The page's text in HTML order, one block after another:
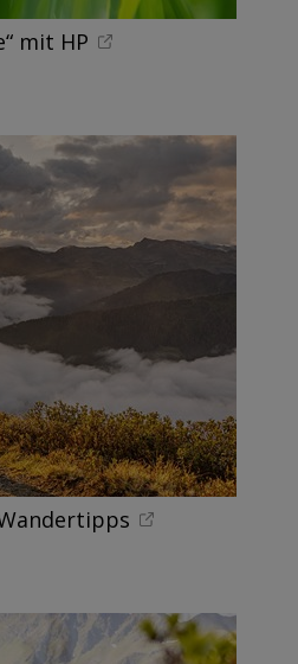
mit HP